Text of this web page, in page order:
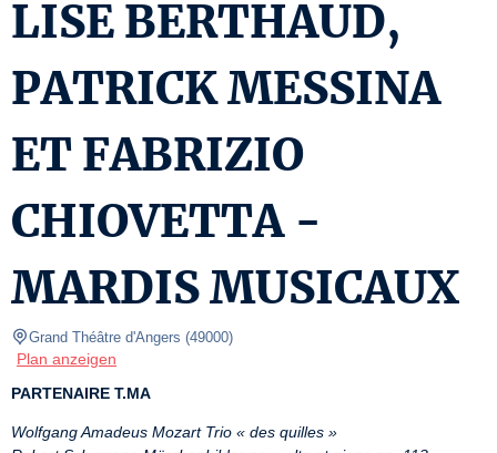
LISE BERTHAUD,
PATRICK MESSINA
ET FABRIZIO
CHIOVETTA -
MARDIS MUSICAUX
Grand Théâtre d'Angers (49000)
Plan anzeigen
PARTENAIRE T.MA
Wolfgang Amadeus Mozart Trio « des quilles »